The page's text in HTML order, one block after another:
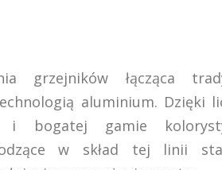
grzejników łącząca
aluminium. Dzięki
i bogatej gamie
w skład tej linii